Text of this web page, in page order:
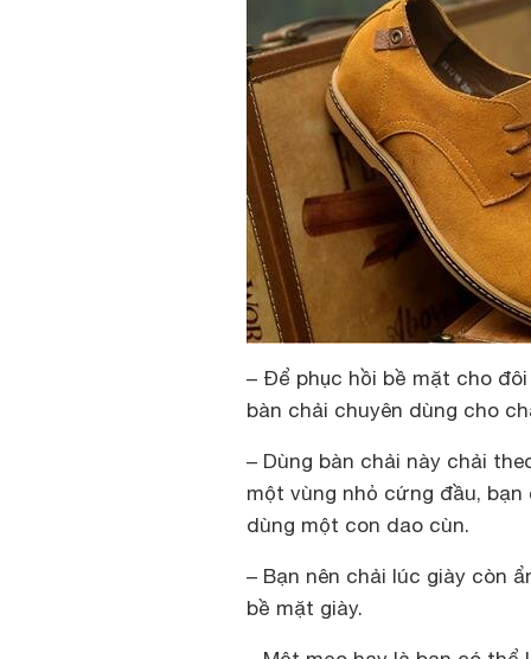
– Để phục hồi bề mặt cho
bàn chải chuyên dùng cho
– Dùng bàn chải này chải
một vùng nhỏ cứng đầu,
dùng một con dao cùn.
– Bạn nên chải lúc giày còn
bề mặt giày.